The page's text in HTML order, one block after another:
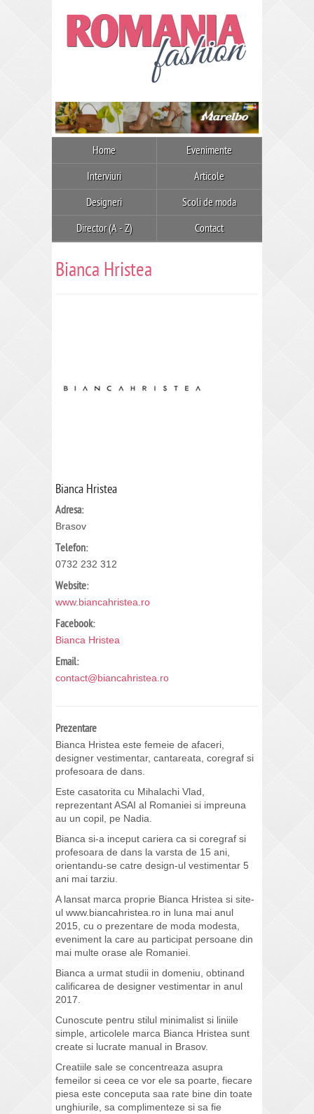
Home Evenimente
Interviuri Articole
Designeri Scoli de moda
Director (A - Z) Contact
Bianca Hristea
Bianca Hristea
Adresa:
Brasov
Telefon:
0732 232 312
Website:
www.biancahristea.ro
Facebook:
Bianca Hristea
Email:
contact@biancahristea.ro
Prezentare
Bianca Hristea este femeie de afaceri,
designer vestimentar, cantareata, coregraf si
profesoara de dans.
Este casatorita cu Mihalachi Vlad,
reprezentant ASAI al Romaniei si impreuna
au un copil, pe Nadia.
Bianca si-a inceput cariera ca si coregraf si
profesoara de dans la varsta de 15 ani,
orientandu-se catre design-ul vestimentar 5
ani mai tarziu.
A lansat marca proprie Bianca Hristea si site-
ul www.biancahristea.ro in luna mai anul
2015, cu o prezentare de moda modesta,
eveniment la care au participat persoane din
mai multe orase ale Romaniei.
Bianca a urmat studii in domeniu, obtinand
calificarea de designer vestimentar in anul
2017.
Cunoscute pentru stilul minimalist si liniile
simple, articolele marca Bianca Hristea sunt
create si lucrate manual in Brasov.
Creatiile sale se concentreaza asupra
femeilor si ceea ce vor ele sa poarte, fiecare
piesa este conceputa saa rate bine din toate
unghiurile, sa complimenteze si sa fie